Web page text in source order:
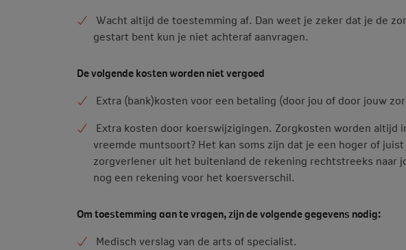
Wacht altijd de toestemming af. Dan weet je zeker dat je de
gestart bent kun je niet achteraf aanvragen.
De volgende kosten worden niet vergoed
Extra (bank)kosten voor een betaling (door jou of door jouw
Extra kosten door koerswijzigingen. Zorgkosten worden altijd
vreemde muntsoort? Het kan soms zijn dat je een hoger of
zorgverlener uit het buitenland de rekening rechtstreeks naar
nog een rekening voor het koersverschil.
Om toestemming aan te vragen, zijn de volgende gegevens nodig:
Medisch verslag van de arts of specialist.